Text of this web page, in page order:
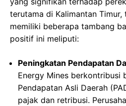
terutama di Kalimantan Timur,
memiliki beberapa tambang
positif ini meliputi:
Peningkatan Pendapatan
Energy Mines berkontribusi
Pendapatan Asli Daerah
pajak dan retribusi.